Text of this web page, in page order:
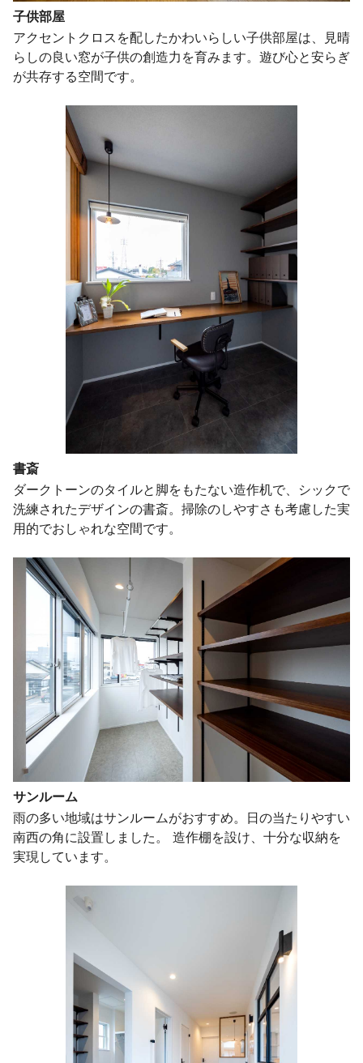
子供部屋
アクセントクロスを配したかわいらしい子供部屋は、見晴
らしの良い窓が子供の創造力を育みます。遊び心と安らぎ
が共存する空間です。
書斎
ダークトーンのタイルと脚をもたない造作机で、シックで
洗練されたデザインの書斎。掃除のしやすさも考慮した実
用的でおしゃれな空間です。
サンルーム
雨の多い地域はサンルームがおすすめ。日の当たりやすい
南西の角に設置しました。 造作棚を設け、十分な収納を
実現しています。